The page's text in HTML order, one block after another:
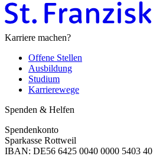
Karriere machen?
Offene Stellen
Ausbildung
Studium
Karrierewege
Spenden & Helfen
Spendenkonto
Sparkasse Rottweil
IBAN: DE56 6425 0040 0000 5403 40